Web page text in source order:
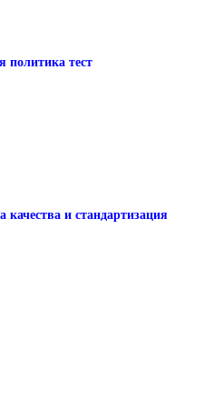
политика тест
и стандартизация